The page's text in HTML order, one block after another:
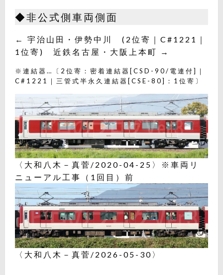
◆非公式側車両側面
← 宇治山田・伊勢中川 (2位寄｜C#1221｜
1位寄) 近鉄名古屋・大阪上本町 →
※連結器…〔2位寄：密着連結器[CSD-90/電連付]｜
C#1221｜三管式半永久連結器[CSE-80]：1位寄〕
〈大和八木－真菅/2020-04-25〉※車両リ
ニューアル工事（1回目）前
〈大和八木－真菅/2026-05-30〉